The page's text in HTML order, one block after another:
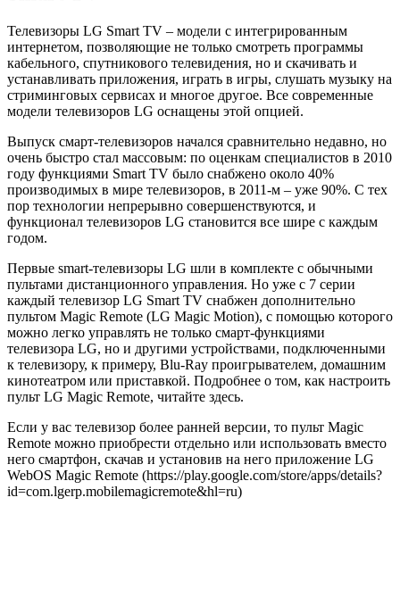
Телевизоры LG Smart TV – модели с интегрированным
интернетом, позволяющие не только смотреть программы
кабельного, спутникового телевидения, но и скачивать и
устанавливать приложения, играть в игры, слушать музыку на
стриминговых сервисах и многое другое. Все современные
модели телевизоров LG оснащены этой опцией.
Выпуск смарт-телевизоров начался сравнительно недавно, но
очень быстро стал массовым: по оценкам специалистов в 2010
году функциями Smart TV было снабжено около 40%
производимых в мире телевизоров, в 2011-м – уже 90%. С тех
пор технологии непрерывно совершенствуются, и
функционал телевизоров LG становится все шире с каждым
годом.
Первые smart-телевизоры LG шли в комплекте с обычными
пультами дистанционного управления. Но уже с 7 серии
каждый телевизор LG Smart TV снабжен дополнительно
пультом Magic Remote (LG Magic Motion), с помощью которого
можно легко управлять не только смарт-функциями
телевизора LG, но и другими устройствами, подключенными
к телевизору, к примеру, Blu-Ray проигрывателем, домашним
кинотеатром или приставкой. Подробнее о том, как настроить
пульт LG Magic Remote, читайте здесь.
Если у вас телевизор более ранней версии, то пульт Magic
Remote можно приобрести отдельно или использовать вместо
него смартфон, скачав и установив на него приложение LG
WebOS Magic Remote (https://play.google.com/store/apps/details?
id=com.lgerp.mobilemagicremote&hl=ru)